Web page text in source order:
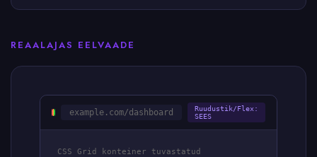
REAALAJAS EELVAADE
example.com/dashboard
Ruudustik/Flex:
SEES
CSS Grid konteiner tuvastatud